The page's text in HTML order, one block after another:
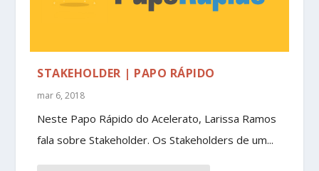
STAKEHOLDER | PAPO RÁPIDO
mar 6, 2018
Neste Papo Rápido do Acelerato, Larissa Ramos
fala sobre Stakeholder. Os Stakeholders de um...